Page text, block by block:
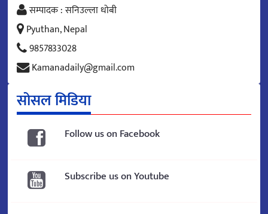
सम्पादक : सनिउल्ला धोबी
Pyuthan, Nepal
9857833028
Kamanadaily@gmail.com
सोसल मिडिया
Follow us on Facebook
Subscribe us on Youtube